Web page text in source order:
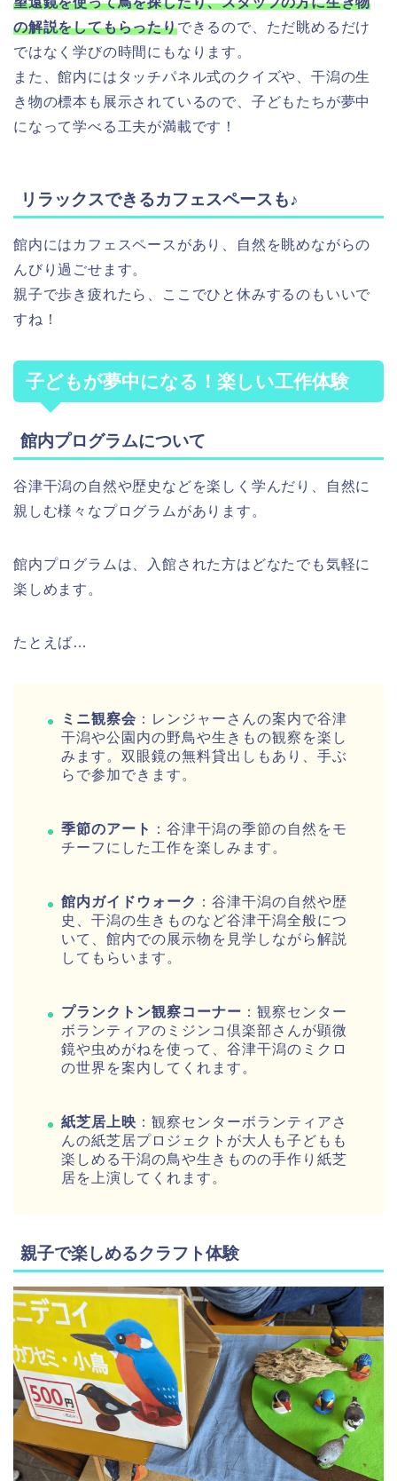
の解説をしてもらったりできるので、ただ眺めるだけ
ではなく学びの時間にもなります。
また、館内にはタッチパネル式のクイズや、干潟の生
き物の標本も展示されているので、子どもたちが夢中
になって学べる工夫が満載です！
リラックスできるカフェスペースも♪
館内にはカフェスペースがあり、自然を眺めながらの
んびり過ごせます。
親子で歩き疲れたら、ここでひと休みするのもいいで
すね！
子どもが夢中になる！楽しい工作体験
館内プログラムについて
谷津干潟の自然や歴史などを楽しく学んだり、自然に
親しむ様々なプログラムがあります。
館内プログラムは、入館された方はどなたでも気軽に
楽しめます。
たとえば…
ミニ観察会 ：レンジャーさんの案内で谷津
干潟や公園内の野鳥や生きもの観察を楽し
みます。双眼鏡の無料貸出しもあり、手ぶ
らで参加できます。
季節のアート
：谷津干潟の季節の自然をモ
チーフにした工作を楽しみます。
館内ガイドウォーク ：谷津干潟の自然や歴
史、干潟の生きものなど谷津干潟全般につ
いて、館内での展示物を見学しながら解説
してもらいます。
プランクトン観察コーナー ：観察センター
ボランティアのミジンコ倶楽部さんが顕微
鏡や虫めがねを使って、谷津干潟のミクロ
の世界を案内してくれます。
紙芝居上映 ：観察センターボランティアさ
んの紙芝居プロジェクトが大人も子どもも
楽しめる干潟の鳥や生きものの手作り紙芝
居を上演してくれます。
親子で楽しめるクラフト体験